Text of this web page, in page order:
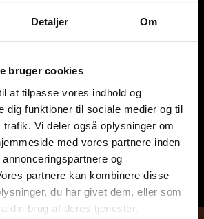
Detaljer Om
bruger cookies
at tilpasse vores indhold og
dig funktioner til sociale medier og til
Vi deler også oplysninger om
med vores partnere inden
og
partnere kan kombinere disse
du har givet dem, eller som
din brug af deres tjenester.